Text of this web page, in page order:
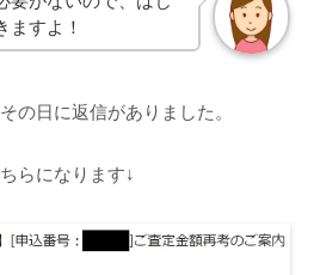
ますよ！
の日に返信がありました。
らになります↓